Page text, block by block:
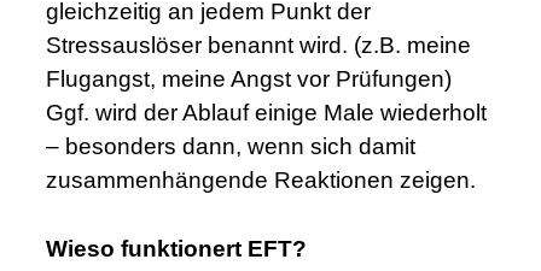
gleichzeitig an jedem Punkt der
Stressauslöser benannt wird. (z.B. meine
Flugangst, meine Angst vor Prüfungen)
Ggf. wird der Ablauf einige Male wiederholt
– besonders dann, wenn sich damit
zusammenhängende Reaktionen zeigen.
Wieso funktionert EFT?